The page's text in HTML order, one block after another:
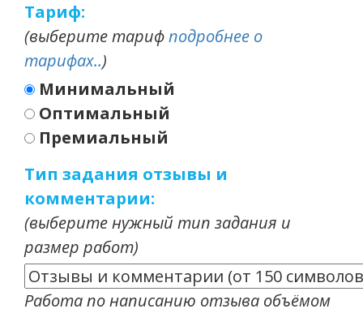
Тариф:
(выберите тарифподробнее о
тарифах..)
Минимальный
Оптимальный
Премиальный
Тип задания отзывы и
комментарии:
(выберите нужный тип задания и
размер работ)
Работа по написанию отзыва объёмом